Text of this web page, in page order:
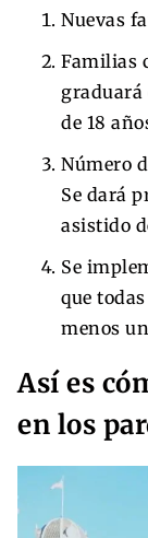
Nuevas
Familias
graduará
de 18
Número
Se dará
asistido
Se
que
menos
Así es
en los